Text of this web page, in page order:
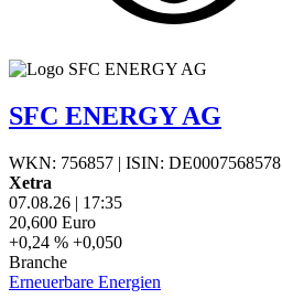
SFC ENERGY AG
WKN: 756857 | ISIN: DE0007568578
Xetra
07.08.26 | 17:35
20,600 Euro
+0,24 % +0,050
Branche
Erneuerbare Energien